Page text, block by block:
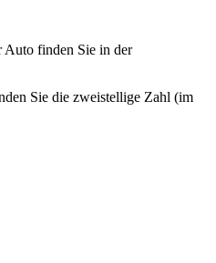
Auto finden Sie in der
Sie die zweistellige Zahl (im